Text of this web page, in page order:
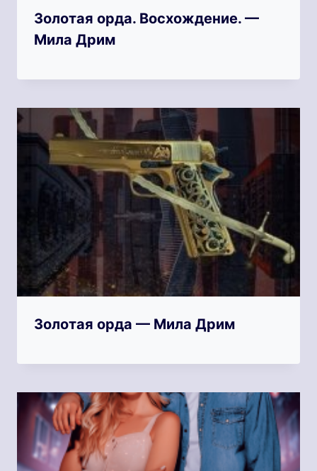
Золотая орда. Восхождение. —
Мила Дрим
Золотая орда — Мила Дрим